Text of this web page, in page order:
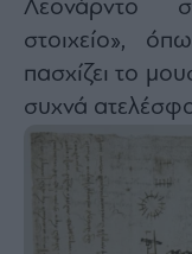
Λεονάρντο
στοιχείο»,
πασχίζει το
συχνά